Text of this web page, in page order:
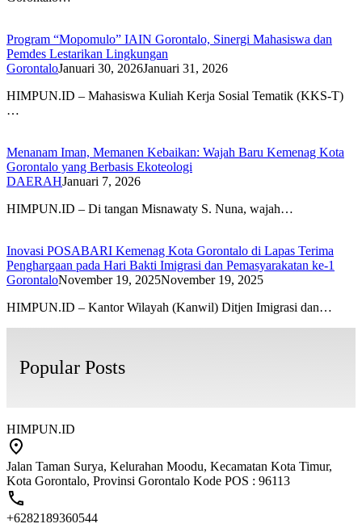
Program “Mopomulo” IAIN Gorontalo, Sinergi Mahasiswa dan
Pemdes Lestarikan Lingkungan
GorontaloJanuari 30, 2026Januari 31, 2026
HIMPUN.ID – Mahasiswa Kuliah Kerja Sosial Tematik (KKS-T)
…
Menanam Iman, Memanen Kebaikan: Wajah Baru Kemenag Kota
Gorontalo yang Berbasis Ekoteologi
DAERAHJanuari 7, 2026
HIMPUN.ID – Di tangan Misnawaty S. Nuna, wajah…
Inovasi POSABARI Kemenag Kota Gorontalo di Lapas Terima
Penghargaan pada Hari Bakti Imigrasi dan Pemasyarakatan ke-1
GorontaloNovember 19, 2025November 19, 2025
HIMPUN.ID – Kantor Wilayah (Kanwil) Ditjen Imigrasi dan…
Popular Posts
HIMPUN.ID
Jalan Taman Surya, Kelurahan Moodu, Kecamatan Kota Timur,
Kota Gorontalo, Provinsi Gorontalo Kode POS : 96113
+6282189360544